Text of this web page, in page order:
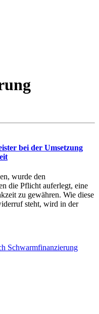
bei der Umsetzung
wurde den
die Pflicht auferlegt, eine
zu gewähren. Wie diese
steht, wird in der
Schwarmfinanzierung